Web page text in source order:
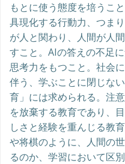
もとに使う態度を培うこ
具現化する行動力、つま
が人と関わり、人間が人
すこと。AIの答えの不足
思考力をもつこと。社会
伴う、学ぶことに閉じな
育」には求められる。注
を放棄する教育であり、
しさと経験を重んじる教
や将棋のように、人間の
るのか、学習において区別